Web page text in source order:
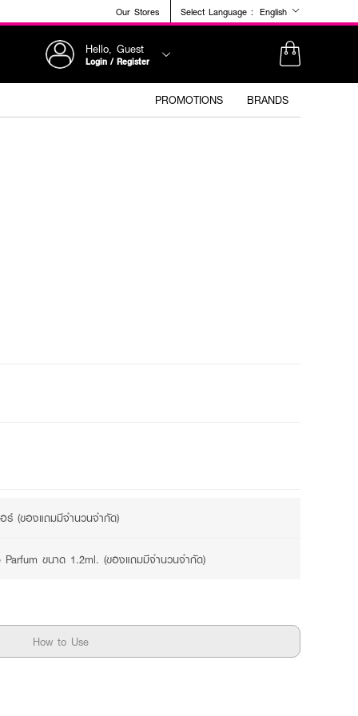
Our Stores Select Language : English
Hello, Guest
Login / Register
PROMOTIONS BRANDS
(ของแถมมีจำนวนจำกัด)
ขนาด 1.2ml. (ของแถมมีจำนวนจำกัด)
How to Use